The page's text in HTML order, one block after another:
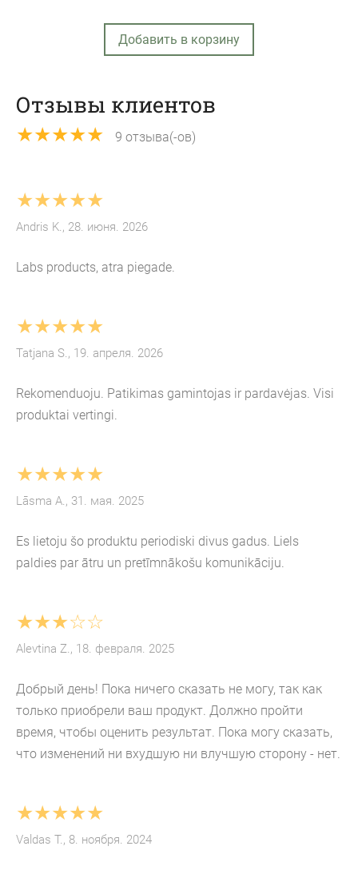
Добавить в корзину
Отзывы клиентов
★★★★★ 9 отзыва(-ов)
★★★★★
Andris K., 28. июня. 2026
Labs products, atra piegade.
★★★★★
Tatjana S., 19. апреля. 2026
Rekomenduoju. Patikimas gamintojas ir pardavėjas. Visi
produktai vertingi.
★★★★★
Lāsma A., 31. мая. 2025
Es lietoju šo produktu periodiski divus gadus. Liels
paldies par ātru un pretīmnākošu komunikāciju.
★★★☆☆
Alevtina Z., 18. февраля. 2025
Добрый день! Пока ничего сказать не могу, так как
только приобрели ваш продукт. Должно пройти
время, чтобы оценить результат. Пока могу сказать,
что изменений ни вхудшую ни влучшую сторону - нет.
★★★★★
Valdas T., 8. ноября. 2024